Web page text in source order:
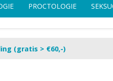
PROCTOLOGIE
(gratis > €60,-)